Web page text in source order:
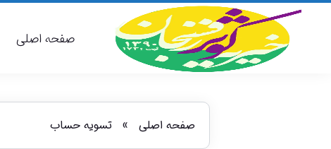
صفحه اصلی
صفحه اصلی » تسویه حساب